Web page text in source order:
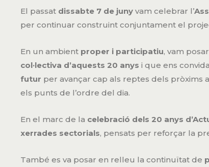
El passat dissabte 7 de juny vam celebrar l’
per continuar construint conjuntament el
En un ambient proper i participatiu, vam
col·lectiva d’aquests 20 anys i que ens
futur per avançar cap als reptes dels pròxims
els punts de l’ordre del dia.
En el marc de la celebració dels 20 anys
xerrades sectorials, pensats per reforçar la
També es va posar en relleu la continuïtat de